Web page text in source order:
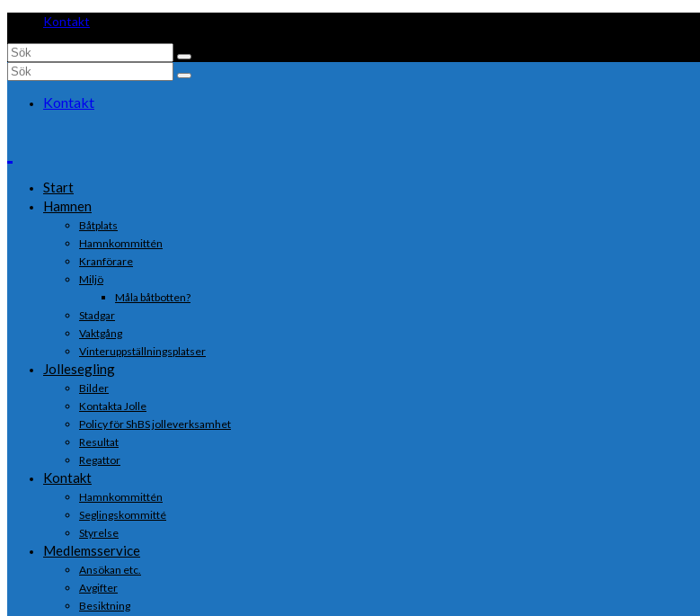
Kontakt
Search
for:
Search
Kontakt
Start
Hamnen
Båtplats
Hamnkommittén
Kranförare
Miljö
Måla båtbotten?
Stadgar
Vaktgång
Vinteruppställningsplatser
Jollesegling
Bilder
Kontakta Jolle
Policy för ShBS jolleverksamhet
Resultat
Regattor
Kontakt
Hamnkommittén
Seglingskommitté
Styrelse
Medlemsservice
Ansökan etc.
Avgifter
Besiktning